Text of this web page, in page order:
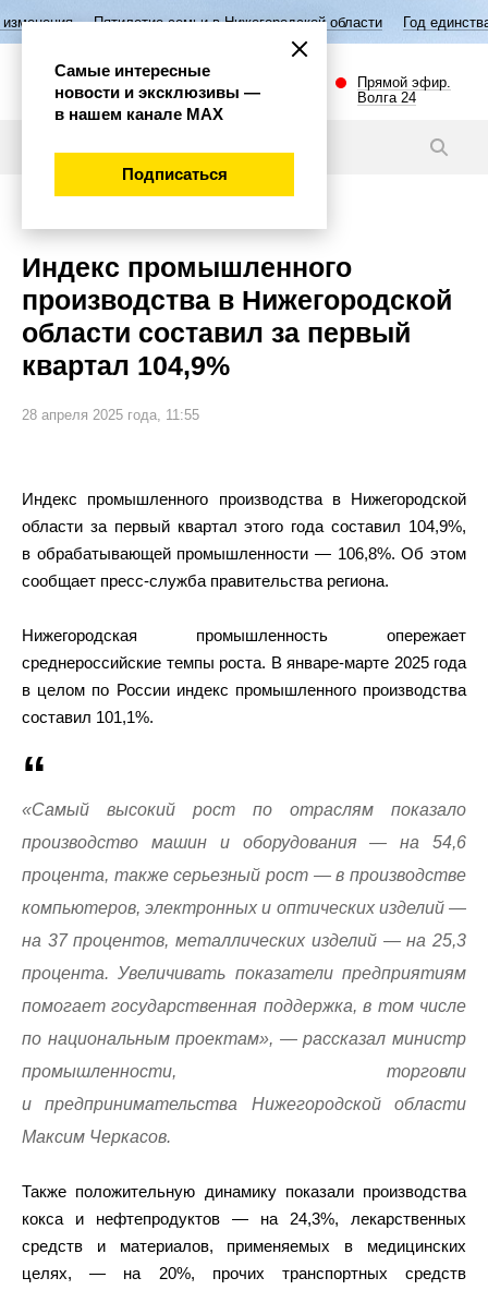
семьи в Нижегородской области Год единства народов
Прямой эфир.
Волга 24
Индекс промышленного
производства в Нижегородской
области составил за первый
квартал 104,9%
28 апреля 2025 года, 11:55
Индекс промышленного производства в Нижегородской
области за первый квартал этого года составил 104,9%,
в обрабатывающей промышленности — 106,8%. Об этом
сообщает пресс-служба правительства региона.
Нижегородская промышленность опережает
среднероссийские темпы роста. В январе-марте 2025 года
в целом по России индекс промышленного производства
составил 101,1%.
«Самый высокий рост по отраслям показало
производство машин и оборудования — на 54,6
процента, также серьезный рост — в производстве
компьютеров, электронных и оптических изделий —
на 37 процентов, металлических изделий — на 25,3
процента. Увеличивать показатели предприятиям
помогает государственная поддержка, в том числе
по национальным проектам», — рассказал министр
промышленности, торговли
и предпринимательства Нижегородской области
Максим Черкасов.
Также положительную динамику показали производства
кокса и нефтепродуктов — на 24,3%, лекарственных
средств и материалов, применяемых в медицинских
целях, — на 20%, прочих транспортных средств
Самые интересные
новости и эксклюзивы —
в нашем канале МАХ
Подписаться